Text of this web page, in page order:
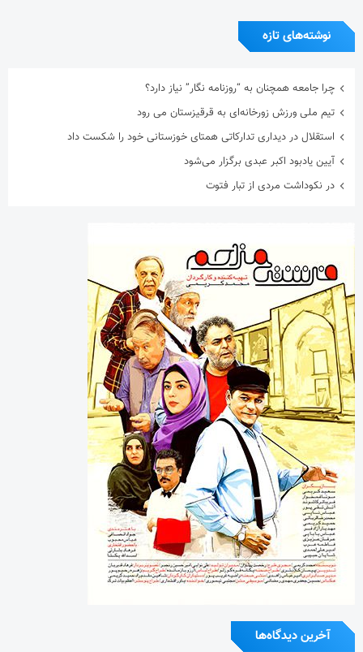
نوشته‌های تازه
چرا جامعه همچنان به “روزنامه نگار” نیاز دارد؟
تیم ملی ورزش زورخانه‌ای به قرقیزستان می رود
استقلال در دیداری تدارکاتی همتای خوزستانی خود را شکست داد
آیین یادبود اکبر عبدی برگزار می‌شود
در نکوداشت مردی از تبار فتوت
آخرین دیدگاه‌ها